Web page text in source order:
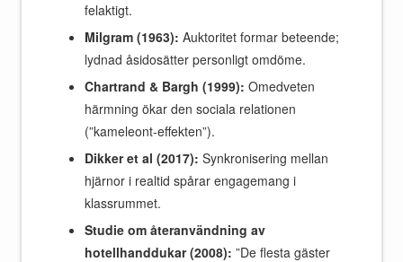
felaktigt.
Milgram (1963): Auktoritet formar beteende;
lydnad åsidosätter personligt omdöme.
Chartrand & Bargh (1999): Omedveten
härmning ökar den sociala relationen
(”kameleont-effekten”).
Dikker et al (2017): Synkronisering mellan
hjärnor i realtid spårar engagemang i
klassrummet.
Studie om återanvändning av
hotellhanddukar (2008): ”De flesta gäster